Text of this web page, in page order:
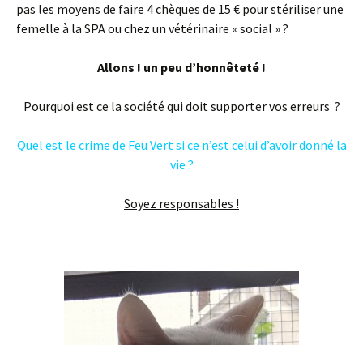
pas les moyens de faire 4 chèques de 15 € pour stériliser une
femelle à la SPA ou chez un vétérinaire « social » ?
Allons ! un peu d’honnêteté !
Pourquoi est ce la société qui doit supporter vos erreurs ?
Quel est le crime de Feu Vert si ce n’est celui d’avoir donné la
vie ?
Soyez responsables !